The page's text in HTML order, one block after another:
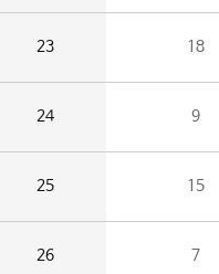
23 18
24 9
25 15
26 7